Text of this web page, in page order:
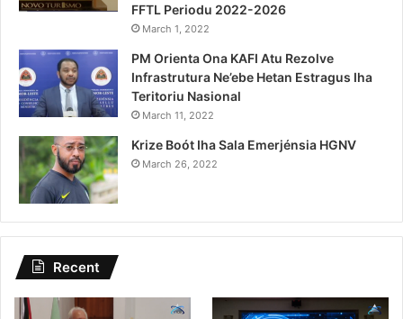
FFTL Periodu 2022-2026
March 1, 2022
PM Orienta Ona KAFI Atu Rezolve
Infrastrutura Ne’ebe Hetan Estragus Iha
Teritoriu Nasional
March 11, 2022
Krize Boót Iha Sala Emerjénsia HGNV
March 26, 2022
Recent